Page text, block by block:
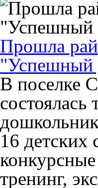
Прошла
"Успешный
В поселке
состоялась
16 детских
тренинг,